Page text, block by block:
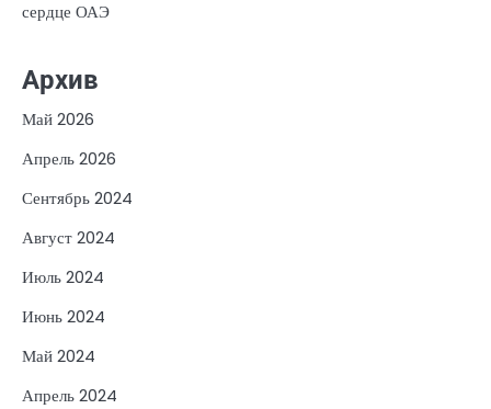
сердце ОАЭ
Архив
Май 2026
Апрель 2026
Сентябрь 2024
Август 2024
Июль 2024
Июнь 2024
Май 2024
Апрель 2024